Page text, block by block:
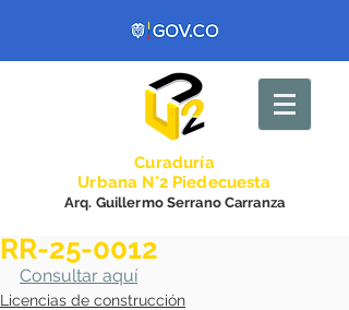
Curaduría
Urbana N°2 Piedecuesta
Arq. Guillermo Serrano Carranza
RR-25-0012
Consultar aquí
Licencias de construcción